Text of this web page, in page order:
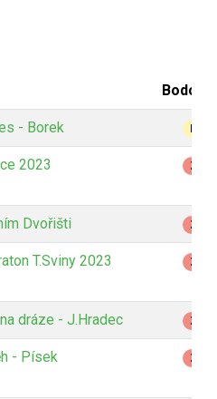
- Borek
2023 Z
Dvořišti Z
T.Sviny 2023 Z
dráze - J.Hradec Z
- Písek Z